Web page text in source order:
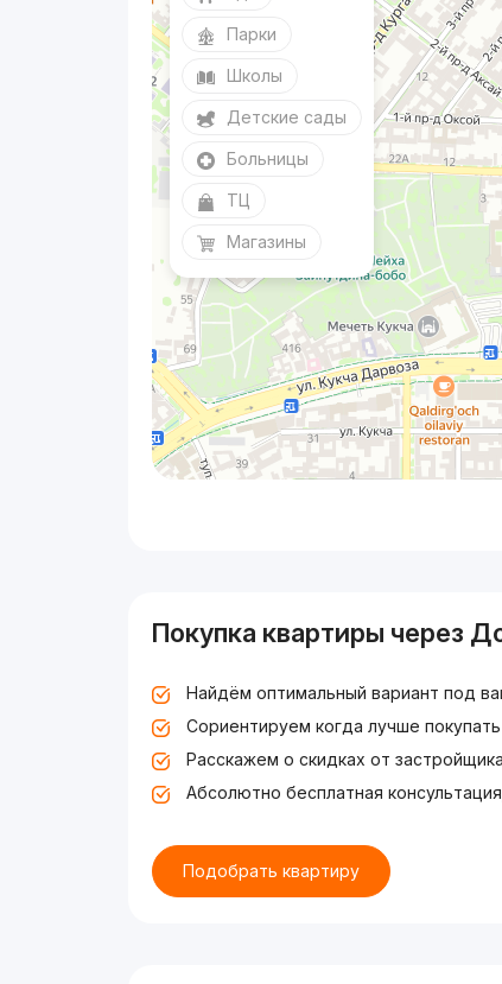
Парки
Школы
Детские сады
Больницы
ТЦ
Магазины
Покупка квартиры через
Найдём оптимальный вариант под
Сориентируем когда лучше покупать
Расскажем о скидках от
Абсолютно бесплатная
Подобрать квартиру